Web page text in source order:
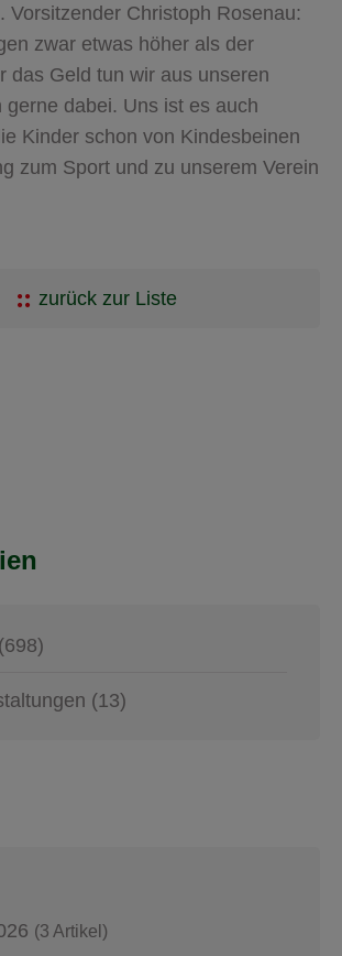
Vorsitzender Christoph Rosenau:
zwar etwas höher als der
das Geld tun wir aus unseren
gerne dabei. Uns ist es auch
Kinder schon von Kindesbeinen
zum Sport und zu unserem Verein
zurück zur Liste
(698)
(13)
(3 Artikel)